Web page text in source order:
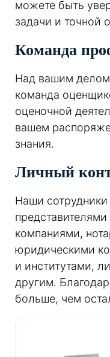
можете быть
задачи и точной
Команда
Над вашим делом
команда
оценочной
вашем
знания.
Личный
Наши
компаниями,
юридическими
и институтами,
другим.
больше, чем